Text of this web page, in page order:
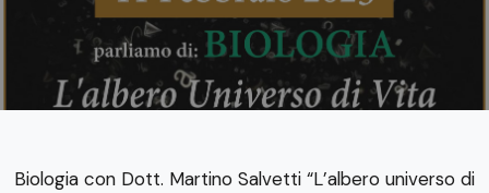
Biologia con Dott. Martino Salvetti “L’albero universo di